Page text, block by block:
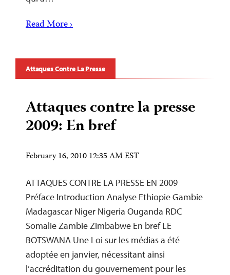
Read More ›
Attaques Contre La Presse
Attaques contre la presse
2009: En bref
February 16, 2010 12:35 AM EST
ATTAQUES CONTRE LA PRESSE EN 2009
Préface Introduction Analyse Ethiopie Gambie
Madagascar Niger Nigeria Ouganda RDC
Somalie Zambie Zimbabwe En bref LE
BOTSWANA Une Loi sur les médias a été
adoptée en janvier, nécessitant ainsi
l’accréditation du gouvernement pour les